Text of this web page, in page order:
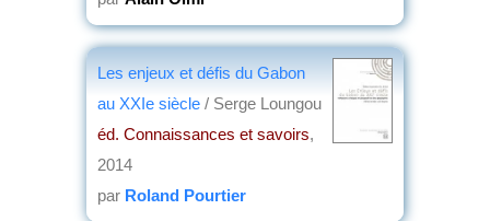
Les enjeux et défis du Gabon
au XXIe siècle / Serge Loungou
éd. Connaissances et savoirs,
2014
par Roland Pourtier